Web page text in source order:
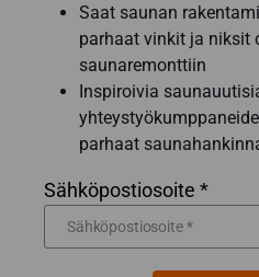
Saat saunan
parhaat vinkit ja niksit
saunaremonttiin
Inspiroivia
parhaat
Sähköpostiosoite *